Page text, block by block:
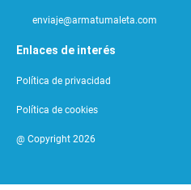
enviaje@armatumaleta.com
Enlaces de interés
Política de privacidad
Política de cookies
@ Copyright 2026